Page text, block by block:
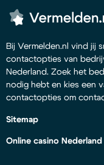
Bij Vermelden.nl vind jij
contactopties van
Nederland. Zoek het
nodig hebt en kies een
contactopties om
Sitemap
Online casino Nederland